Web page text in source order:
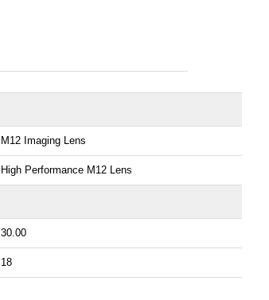
M12 Imaging Lens
High Performance M12 Lens
30.00
18